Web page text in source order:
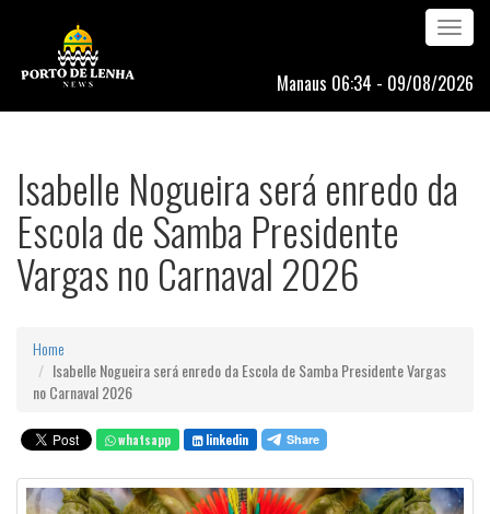
Toggle
navigation
Manaus 06:34 - 09/08/2026
Isabelle Nogueira será enredo da
Escola de Samba Presidente
Vargas no Carnaval 2026
Home
Isabelle Nogueira será enredo da Escola de Samba Presidente Vargas
no Carnaval 2026
whatsapp linkedin